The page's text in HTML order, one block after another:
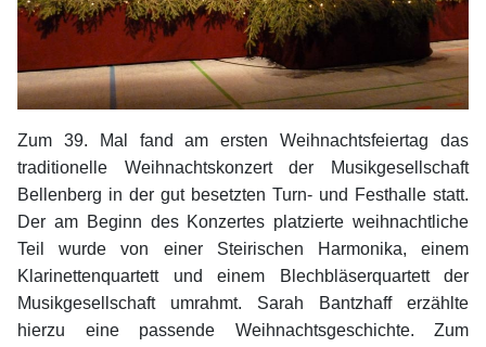
Zum 39. Mal fand am ersten Weihnachtsfeiertag das
traditionelle Weihnachtskonzert der Musikgesellschaft
Bellenberg in der gut besetzten Turn- und Festhalle statt.
Der am Beginn des Konzertes platzierte weihnachtliche
Teil wurde von einer Steirischen Harmonika, einem
Klarinettenquartett und einem Blechbläserquartett der
Musikgesellschaft umrahmt. Sarah Bantzhaff erzählte
hierzu eine passende Weihnachtsgeschichte. Zum